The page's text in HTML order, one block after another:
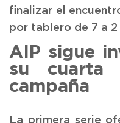
finalizar el
por tablero de 7 a
AIP sigue
su cuarta
campaña
La primera serie